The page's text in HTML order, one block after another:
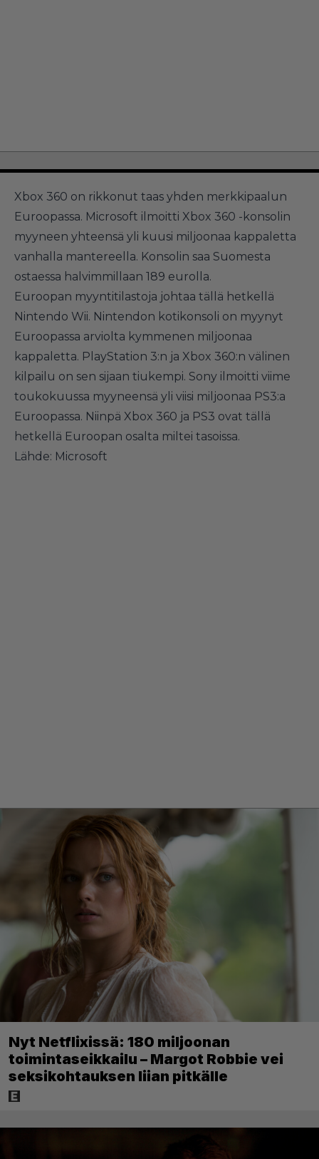
Xbox 360 on rikkonut taas yhden merkkipaalun
Euroopassa. Microsoft ilmoitti Xbox 360 -konsolin
myyneen yhteensä yli kuusi miljoonaa kappaletta
vanhalla mantereella. Konsolin saa Suomesta
ostaessa halvimmillaan 189 eurolla.
Euroopan myyntitilastoja johtaa tällä hetkellä
Nintendo Wii. Nintendon kotikonsoli on myynyt
Euroopassa arviolta kymmenen miljoonaa
kappaletta. PlayStation 3:n ja Xbox 360:n välinen
kilpailu on sen sijaan tiukempi. Sony ilmoitti viime
toukokuussa myyneensä yli viisi miljoonaa PS3:a
Euroopassa. Niinpä Xbox 360 ja PS3 ovat tällä
hetkellä Euroopan osalta miltei tasoissa.
Lähde: Microsoft
Nyt Netflixissä: 180 miljoonan
toimintaseikkailu – Margot Robbie vei
seksikohtauksen liian pitkälle